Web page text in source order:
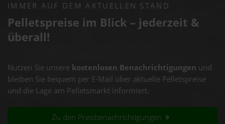
IMMER AUF DEM AKTUELLEN STAND
Pelletspreise im Blick – jederzeit &
überall!
Nutzen Sie unsere kostenlosen Benachrichtigungen und
bleiben Sie bequem per E-Mail über aktuelle Pelletspreise
und die Lage am Pelletsmarkt informiert.
Zu den Preisbenachrichtigungen